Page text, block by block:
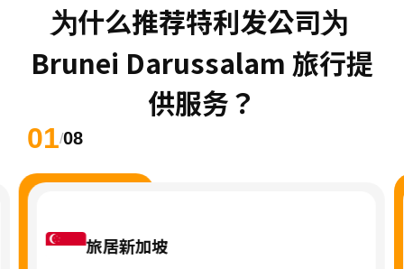
为什么推荐特利发公司为
Brunei Darussalam 旅行提
供服务？
01/08
旅居新加坡